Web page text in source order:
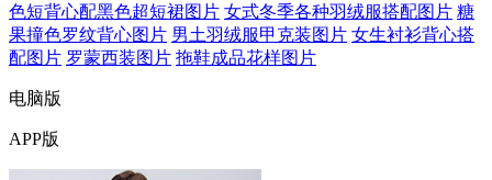
色短背心配黑色超短裙图片 女式冬季各种羽绒服搭配图片 糖
果撞色罗纹背心图片 男土羽绒服甲克装图片 女生衬衫背心搭
配图片 罗蒙西装图片 拖鞋成品花样图片
电脑版
APP版